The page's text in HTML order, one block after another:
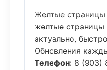
Желтые страницы
желтые страницы
актуально,
Обновления
Телефон: 8 (903)